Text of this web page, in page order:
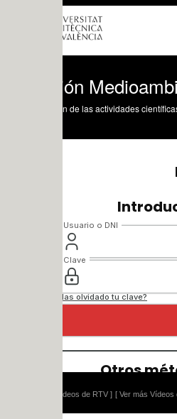
Medioambiental
de las actividades científicas, tecnológicas
[ Ver más Vídeos didácticos ]